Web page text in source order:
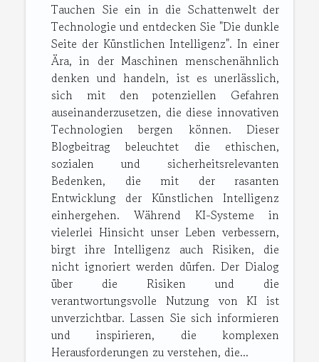
Tauchen Sie ein in die Schattenwelt der
Technologie und entdecken Sie "Die dunkle
Seite der Künstlichen Intelligenz". In einer
Ära, in der Maschinen menschenähnlich
denken und handeln, ist es unerlässlich,
sich mit den potenziellen Gefahren
auseinanderzusetzen, die diese innovativen
Technologien bergen können. Dieser
Blogbeitrag beleuchtet die ethischen,
sozialen und sicherheitsrelevanten
Bedenken, die mit der rasanten
Entwicklung der Künstlichen Intelligenz
einhergehen. Während KI-Systeme in
vielerlei Hinsicht unser Leben verbessern,
birgt ihre Intelligenz auch Risiken, die
nicht ignoriert werden dürfen. Der Dialog
über die Risiken und die
verantwortungsvolle Nutzung von KI ist
unverzichtbar. Lassen Sie sich informieren
und inspirieren, die komplexen
Herausforderungen zu verstehen, die...